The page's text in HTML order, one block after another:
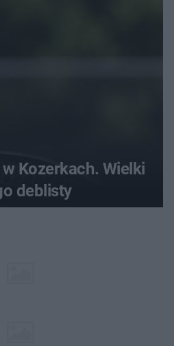
Kozerkach. Wielki
deblisty